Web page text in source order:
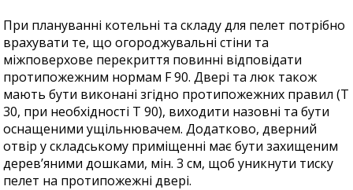
При плануванні котельні та складу для пелет потрібно
врахувати те, що огороджувальні стіни та
міжповерхове перекриття повинні відповідати
протипожежним нормам F 90. Двері та люк також
мають бути виконані згідно протипожежних правил (Т
30, при необхідності Т 90), виходити назовні та бути
оснащеними ущільнювачем. Додатково, дверний
отвір у складському приміщенні має бути захищеним
дерев’яними дошками, мін. 3 см, щоб уникнути тиску
пелет на протипожежні двері.